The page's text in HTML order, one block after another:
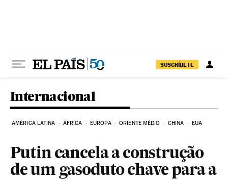
SUSCRÍBETE
Internacional
AMÉRICA LATINA ÁFRICA EUROPA ORIENTE MÉDIO CHINA EUA
Putin cancela a construção
de um gasoduto chave para a